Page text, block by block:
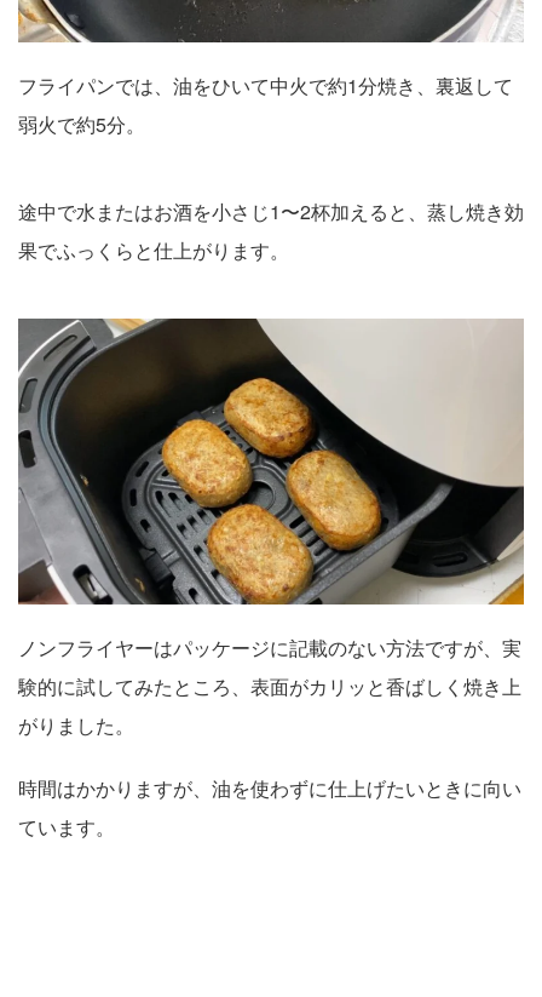
フライパンでは、油をひいて中火で約1分焼き、裏返して
弱火で約5分。
途中で水またはお酒を小さじ1〜2杯加えると、蒸し焼き効
果でふっくらと仕上がります。
ノンフライヤーはパッケージに記載のない方法ですが、実
験的に試してみたところ、表面がカリッと香ばしく焼き上
がりました。
時間はかかりますが、油を使わずに仕上げたいときに向い
ています。